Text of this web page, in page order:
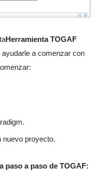
Herramienta TOGAF
ayudarle a comenzar con
nuevo proyecto.
paso a paso de TOGAF: